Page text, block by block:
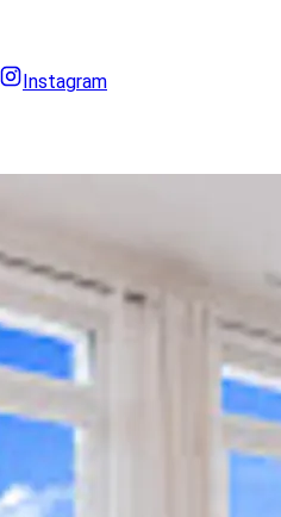
Instagram